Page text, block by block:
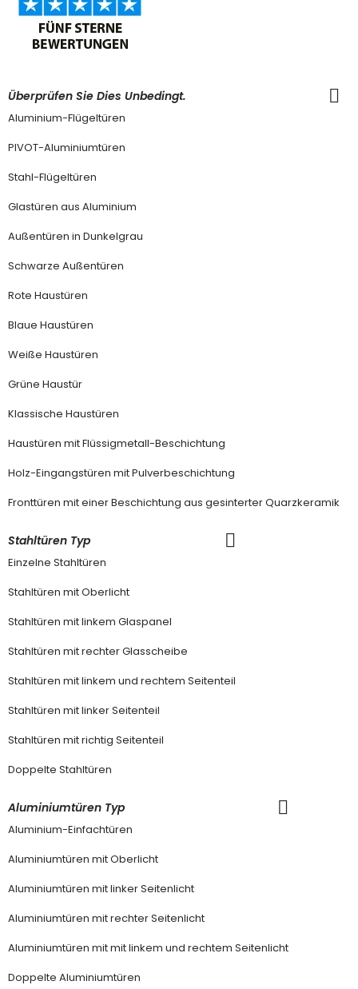
Überprüfen Sie Dies Unbedingt.
Aluminium-Flügeltüren
PIVOT-Aluminiumtüren
Stahl-Flügeltüren
Glastüren aus Aluminium
Außentüren in Dunkelgrau
Schwarze Außentüren
Rote Haustüren
Blaue Haustüren
Weiße Haustüren
Grüne Haustür
Klassische Haustüren
Haustüren mit Flüssigmetall-Beschichtung
Holz-Eingangstüren mit Pulverbeschichtung
Fronttüren mit einer Beschichtung aus gesinterter Quarzkeramik
Stahltüren Typ
Einzelne Stahltüren
Stahltüren mit Oberlicht
Stahltüren mit linkem Glaspanel
Stahltüren mit rechter Glasscheibe
Stahltüren mit linkem und rechtem Seitenteil
Stahltüren mit linker Seitenteil
Stahltüren mit richtig Seitenteil
Doppelte Stahltüren
Aluminiumtüren Typ
Aluminium-Einfachtüren
Aluminiumtüren mit Oberlicht
Aluminiumtüren mit linker Seitenlicht
Aluminiumtüren mit rechter Seitenlicht
Aluminiumtüren mit mit linkem und rechtem Seitenlicht
Doppelte Aluminiumtüren